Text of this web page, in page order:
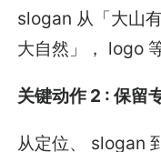
slogan 从「大山
大自然」， logo
关键动作 2 : 保留
从定位、 slogan